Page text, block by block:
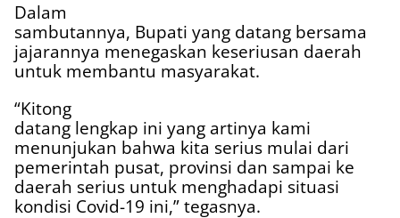
Dalam
sambutannya, Bupati yang datang bersama
jajarannya menegaskan keseriusan daerah
untuk membantu masyarakat.
“Kitong
datang lengkap ini yang artinya kami
menunjukan bahwa kita serius mulai dari
pemerintah pusat, provinsi dan sampai ke
daerah serius untuk menghadapi situasi
kondisi Covid-19 ini,” tegasnya.